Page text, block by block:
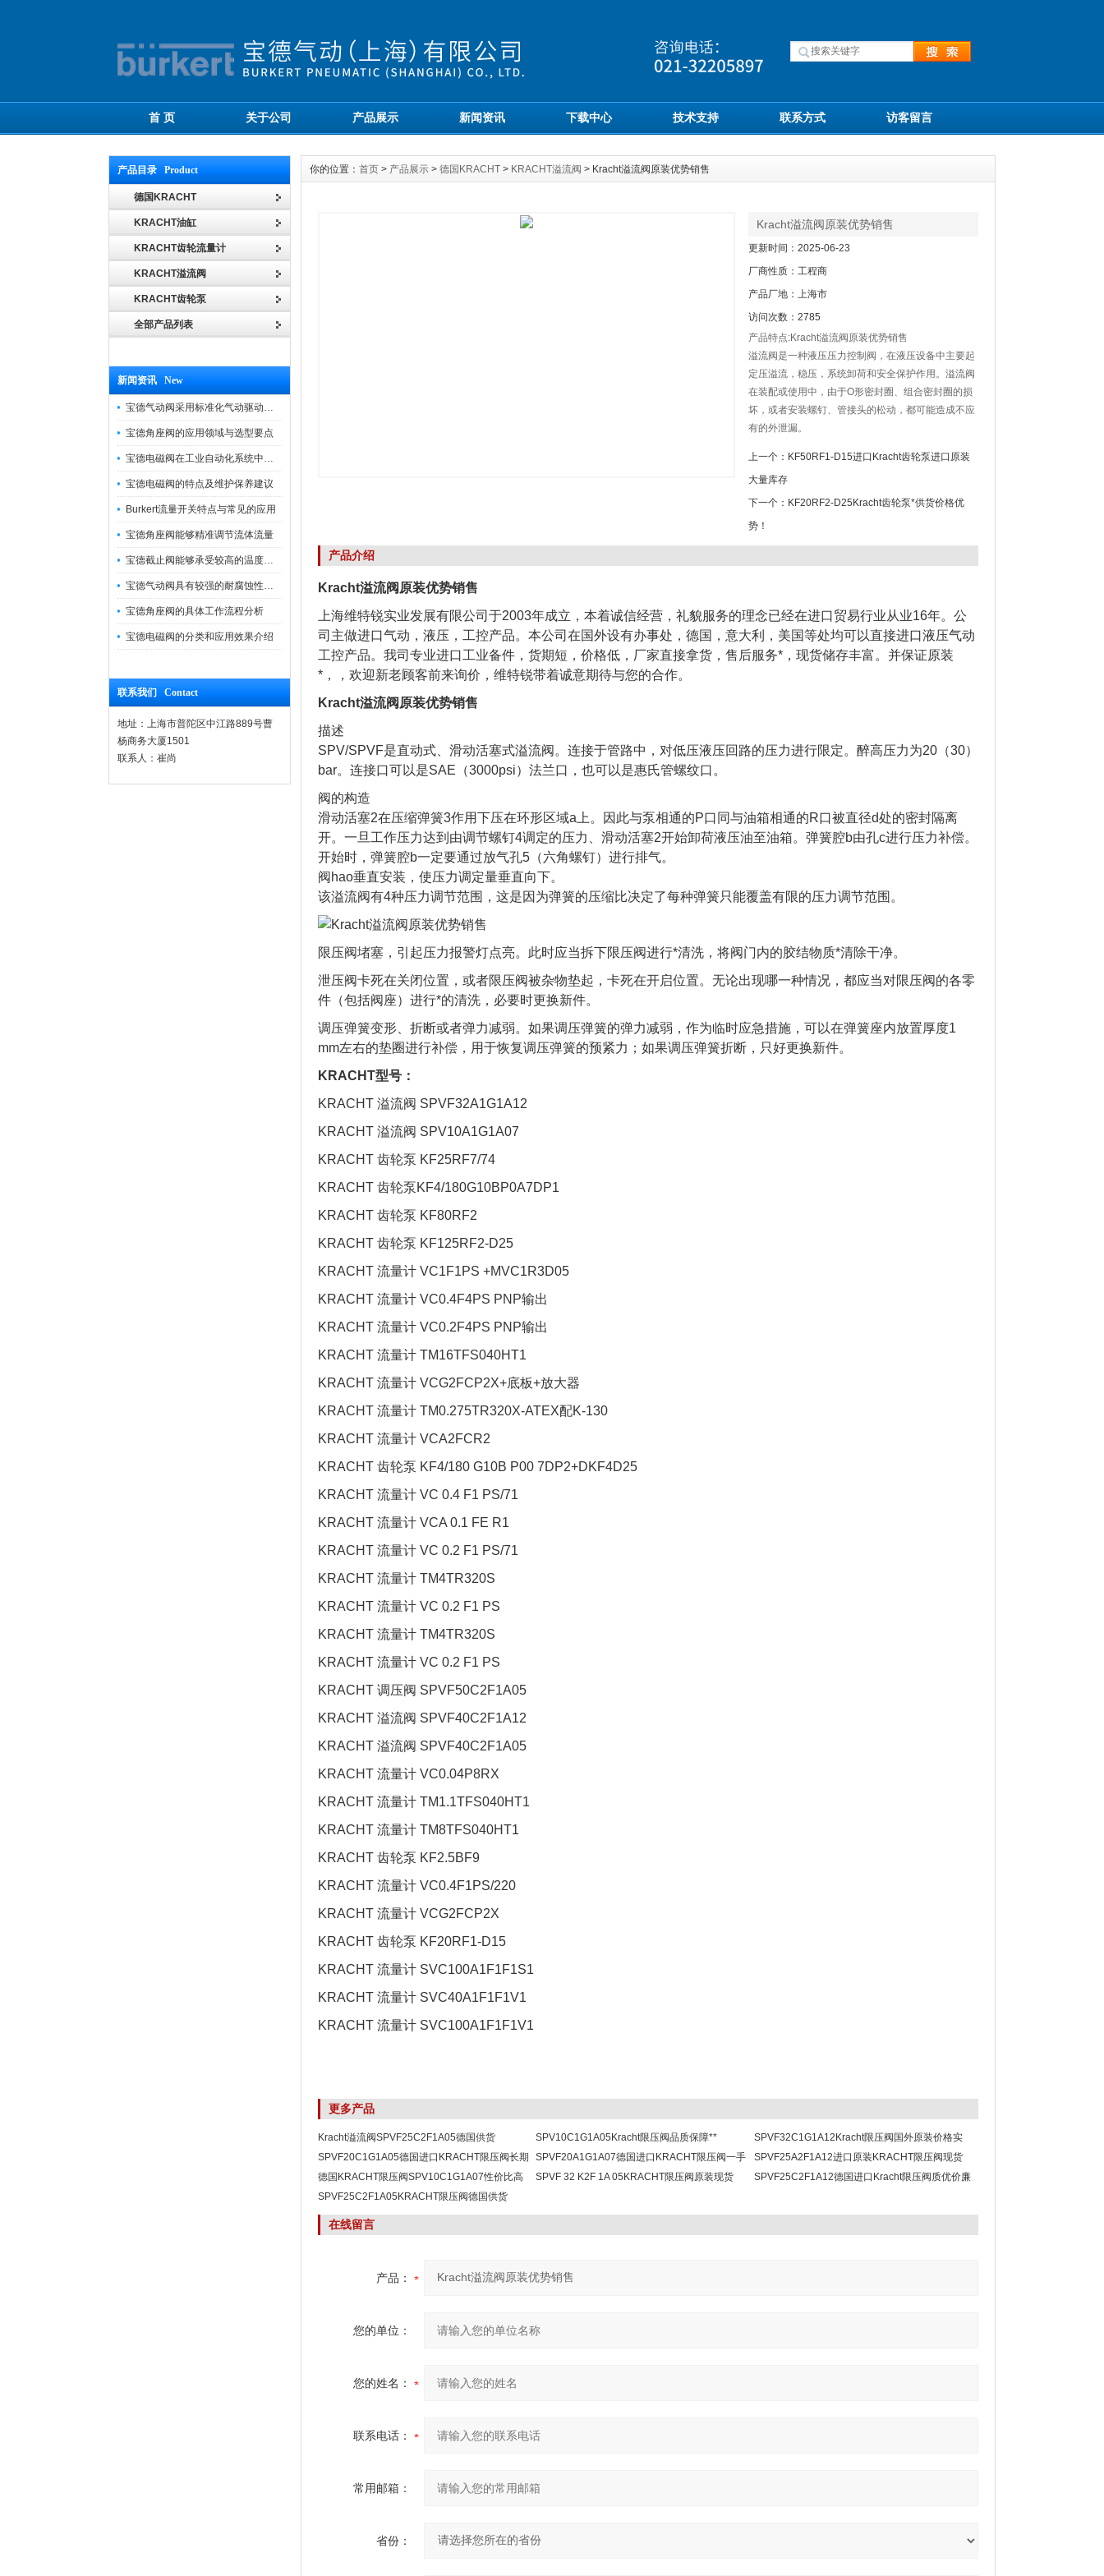
首 页 关于公司 产品展示 新闻资讯 下载中心 技术支持 联系方式 访客留言
产品目录 Product
德国KRACHT
KRACHT油缸
KRACHT齿轮流量计
KRACHT溢流阀
KRACHT齿轮泵
全部产品列表
新闻资讯 New
宝德气动阀采用标准化气动驱动设计，可匹配各类工业气源工况
宝德角座阀的应用领域与选型要点
宝德电磁阀在工业自动化系统中的作用
宝德电磁阀的特点及维护保养建议
Burkert流量开关特点与常见的应用
宝德角座阀能够精准调节流体流量
宝德截止阀能够承受较高的温度和压力
宝德气动阀具有较强的耐腐蚀性和抗震性
宝德角座阀的具体工作流程分析
宝德电磁阀的分类和应用效果介绍
联系我们 Contact
地址：上海市普陀区中江路889号曹
杨商务大厦1501
联系人：崔尚
你的位置： 首页 > 产品展示 > 德国KRACHT > KRACHT溢流阀 > Kracht溢流阀原装优势销售
Kracht溢流阀原装优势销售
更新时间：2025-06-23
厂商性质：工程商
产品厂地：上海市
访问次数：2785
产品特点:Kracht溢流阀原装优势销售
溢流阀是一种液压压力控制阀，在液压设备中主要起
定压溢流，稳压，系统卸荷和安全保护作用。溢流阀
在装配或使用中，由于O形密封圈、组合密封圈的损
坏，或者安装螺钉、管接头的松动，都可能造成不应
有的外泄漏。
上一个： KF50RF1-D15进口Kracht齿轮泵进口原装
大量库存
下一个： KF20RF2-D25Kracht齿轮泵*供货价格优
势！
产品介绍
Kracht溢流阀原装优势销售
上海维特锐实业发展有限公司于2003年成立，本着诚信经营，礼貌服务的理念已经在进口贸易行业从业16年。公
司主做进口气动，液压，工控产品。本公司在国外设有办事处，德国，意大利，美国等处均可以直接进口液压气动
工控产品。我司专业进口工业备件，货期短，价格低，厂家直接拿货，售后服务*，现货储存丰富。并保证原装
*，，欢迎新老顾客前来询价，维特锐带着诚意期待与您的合作。
Kracht溢流阀原装优势销售
描述
SPV/SPVF是直动式、滑动活塞式溢流阀。连接于管路中，对低压液压回路的压力进行限定。醉高压力为20（30）
bar。连接口可以是SAE（3000psi）法兰口，也可以是惠氏管螺纹口。
阀的构造
滑动活塞2在压缩弹簧3作用下压在环形区域a上。因此与泵相通的P口同与油箱相通的R口被直径d处的密封隔离
开。一旦工作压力达到由调节螺钉4调定的压力、滑动活塞2开始卸荷液压油至油箱。弹簧腔b由孔c进行压力补偿。
开始时，弹簧腔b一定要通过放气孔5（六角螺钉）进行排气。
阀hao垂直安装，使压力调定量垂直向下。
该溢流阀有4种压力调节范围，这是因为弹簧的压缩比决定了每种弹簧只能覆盖有限的压力调节范围。
限压阀堵塞，引起压力报警灯点亮。此时应当拆下限压阀进行*清洗，将阀门内的胶结物质*清除干净。
泄压阀卡死在关闭位置，或者限压阀被杂物垫起，卡死在开启位置。无论出现哪一种情况，都应当对限压阀的各零
件（包括阀座）进行*的清洗，必要时更换新件。
调压弹簧变形、折断或者弹力减弱。如果调压弹簧的弹力减弱，作为临时应急措施，可以在弹簧座内放置厚度1
mm左右的垫圈进行补偿，用于恢复调压弹簧的预紧力；如果调压弹簧折断，只好更换新件。
KRACHT型号：
KRACHT 溢流阀 SPVF32A1G1A12
KRACHT 溢流阀 SPV10A1G1A07
KRACHT 齿轮泵 KF25RF7/74
KRACHT 齿轮泵KF4/180G10BP0A7DP1
KRACHT 齿轮泵 KF80RF2
KRACHT 齿轮泵 KF125RF2-D25
KRACHT 流量计 VC1F1PS +MVC1R3D05
KRACHT 流量计 VC0.4F4PS PNP输出
KRACHT 流量计 VC0.2F4PS PNP输出
KRACHT 流量计 TM16TFS040HT1
KRACHT 流量计 VCG2FCP2X+底板+放大器
KRACHT 流量计 TM0.275TR320X-ATEX配K-130
KRACHT 流量计 VCA2FCR2
KRACHT 齿轮泵 KF4/180 G10B P00 7DP2+DKF4D25
KRACHT 流量计 VC 0.4 F1 PS/71
KRACHT 流量计 VCA 0.1 FE R1
KRACHT 流量计 VC 0.2 F1 PS/71
KRACHT 流量计 TM4TR320S
KRACHT 流量计 VC 0.2 F1 PS
KRACHT 流量计 TM4TR320S
KRACHT 流量计 VC 0.2 F1 PS
KRACHT 调压阀 SPVF50C2F1A05
KRACHT 溢流阀 SPVF40C2F1A12
KRACHT 溢流阀 SPVF40C2F1A05
KRACHT 流量计 VC0.04P8RX
KRACHT 流量计 TM1.1TFS040HT1
KRACHT 流量计 TM8TFS040HT1
KRACHT 齿轮泵 KF2.5BF9
KRACHT 流量计 VC0.4F1PS/220
KRACHT 流量计 VCG2FCP2X
KRACHT 齿轮泵 KF20RF1-D15
KRACHT 流量计 SVC100A1F1F1S1
KRACHT 流量计 SVC40A1F1F1V1
KRACHT 流量计 SVC100A1F1F1V1
更多产品
Kracht溢流阀SPVF25C2F1A05德国供货 SPV10C1G1A05Kracht限压阀品质保障**
SPVF32C1G1A12Kracht限压阀国外原装价格实
惠
SPVF20C1G1A05德国进口KRACHT限压阀长期
备库现货多
SPVF20A1G1A07德国进口KRACHT限压阀一手
现货货源
SPVF25A2F1A12进口原装KRACHT限压阀现货
供应一手货源
德国KRACHT限压阀SPV10C1G1A07性价比高 SPVF 32 K2F 1A 05KRACHT限压阀原装现货
SPVF25C2F1A12德国进口Kracht限压阀质优价廉
SPVF25C2F1A05KRACHT限压阀德国供货
在线留言
产品：
您的单位：
您的姓名：
联系电话：
常用邮箱：
省份：